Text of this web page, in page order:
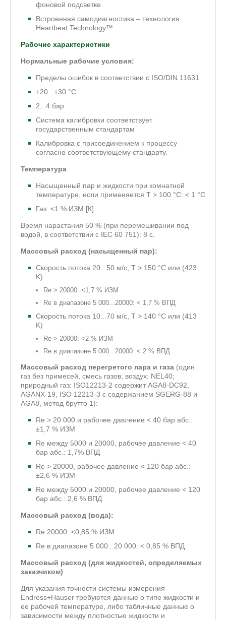
фоновой подсветке
Встроенная самодиагностика – технология
Heartbeat Technology™
Рабочие характеристики
Нормальные рабочие условия:
Пределы ошибок в соответствии с ISO/DIN 11631
+20...+30 °C
2...4 бар
Система калибровки соответствует
государственным стандартам
Калибровка с присоединением к процессу
согласно соответствующему стандарту.
Температура
Насыщенный пар и жидкости при комнатной
температуре, если применяется T > 100 °C: < 1 °C
Газ: <1 % ИЗМ [К]
Время нарастания 50 % (при перемешивании под
водой, в соответствии с IEC 60 751): 8 с.
Массовый расход (насыщенный пар):
Скорость потока 20...50 м/с, T > 150 °C или (423
K)
Re > 20000: <1,7 % ИЗМ
Re в диапазоне 5 000...20000: < 1,7 % ВПД
Скорость потока 10...70 м/с, T > 140 °C или (413
K)
Re > 20000: <2 % ИЗМ
Re в диапазоне 5 000...20000: < 2 % ВПД
Массовый расход перегретого пара и газа (один
газ без примесей, смесь газов, воздух: NEL40;
природный газ: ISO12213-2 содержит AGA8-DC92,
AGANX-19, ISO 12213-3 с содержанием SGERG-88 и
AGA8, метод брутто 1):
Re > 20 000 и рабочее давление < 40 бар абс.:
±1,7 % ИЗМ
Re между 5000 и 20000, рабочее давление < 40
бар абс.: 1,7% ВПД
Re > 20000, рабочее давление < 120 бар абс.:
±2,6 % ИЗМ
Re между 5000 и 20000, рабочее давление < 120
бар абс.: 2,6 % ВПД
Массовый расход (вода):
Re 20000: <0,85 % ИЗМ
Re в диапазоне 5 000...20 000: < 0,85 % ВПД
Массовый расход (для жидкостей, определяемых
заказчиком)
Для указания точности системы измерения
Endress+Hauser требуются данные о типе жидкости и
ее рабочей температуре, либо табличные данные о
зависимости между плотностью жидкости и